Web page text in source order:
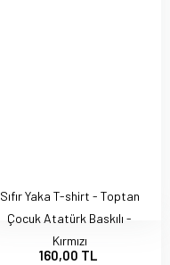
Sıfır Yaka T-shirt - Toptan
Çocuk Atatürk Baskılı -
Kırmızı
160,00 TL